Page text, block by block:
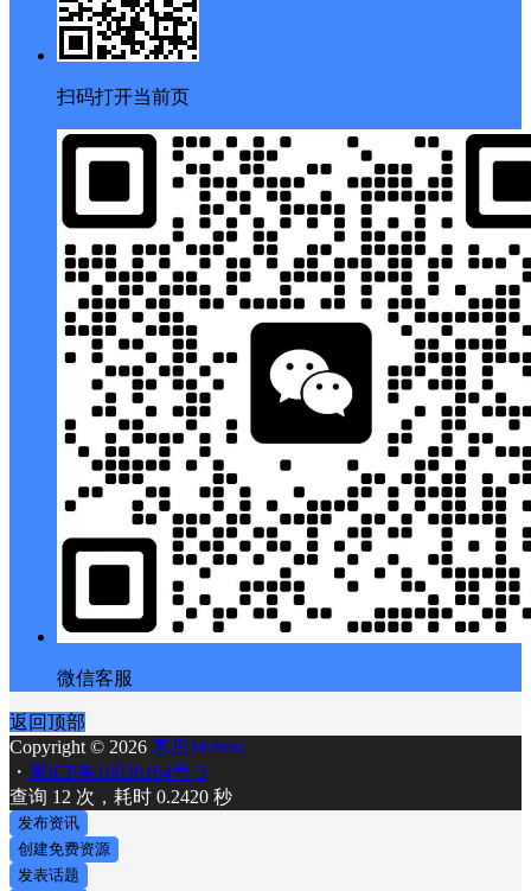
扫码打开当前页
微信客服
返回顶部
Copyright © 2026 幕后Muhou
・ 冀ICP备18036164号-3
查询 12 次，耗时 0.2420 秒
发布资讯
创建免费资源
发表话题